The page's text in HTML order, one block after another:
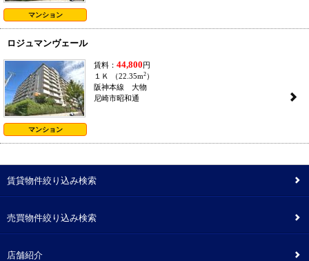
マンション
ロジュマンヴェール
マンション
賃料： 44,800円
１Ｋ （22.35m2）
阪神本線 大物
尼崎市昭和通
2
賃貸物件絞り込み検索 2
売買物件絞り込み検索 2
店舗紹介 2